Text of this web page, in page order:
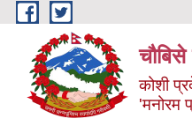
Skip to main content
चौबिसे
कोशी
'मनोरम